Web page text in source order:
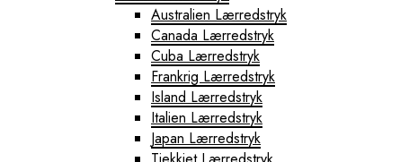
Australien Lærredstryk
Canada Lærredstryk
Cuba Lærredstryk
Frankrig Lærredstryk
Island Lærredstryk
Italien Lærredstryk
Japan Lærredstryk